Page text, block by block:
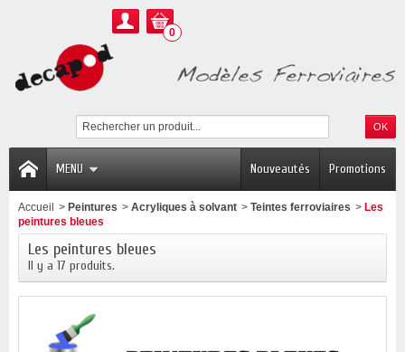
0
MENU Promotions
Nouveautés
Accueil > Peintures > Acryliques à solvant > Teintes ferroviaires > Les
peintures bleues
Les peintures bleues
Il y a 17 produits.